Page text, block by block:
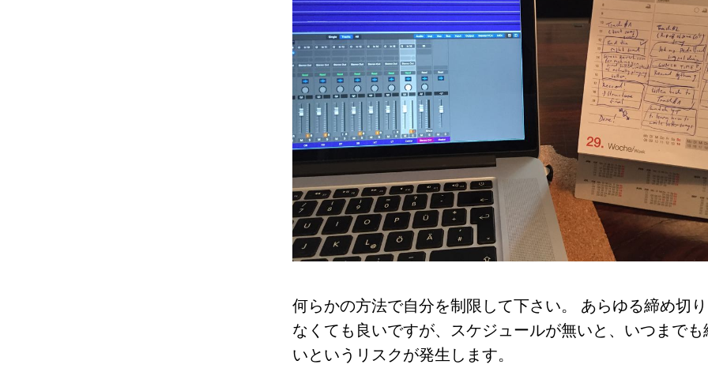
何らかの方法で自分を制限して下さい。 あらゆる締め切
なくても良いですが、スケジュールが無いと、いつまで
いというリスクが発生します。